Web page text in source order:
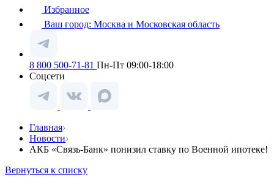
Избранное
Ваш город: Москва и Московская область
8 800 500-71-81 Пн-Пт 09:00-18:00
Соцсети
Главная
Новости
АКБ «Связь-Банк» понизил ставку по Военной ипотеке!
Вернуться к списку